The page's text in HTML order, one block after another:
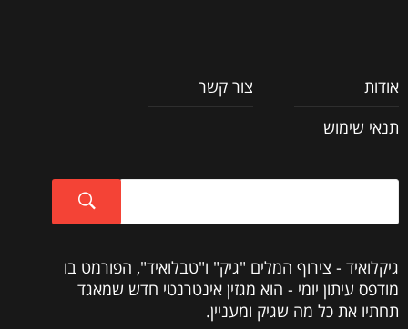
אודות
צור קשר
תנאי שימוש
גיקלואיד - צירוף המלים "גיק" ו"טבלואיד", הפורמט בו
מודפס עיתון יומי - הוא מגזין אינטרנטי חדש שמאגד
תחתיו את כל מה שגיק ומעניין.